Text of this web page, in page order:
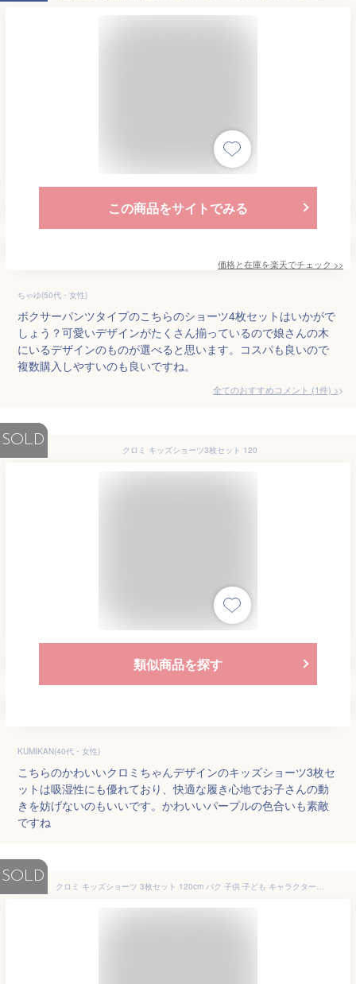
この商品をサイトでみる
価格と在庫を楽天でチェック >>
ちゃゆ(50代・女性)
ボクサーパンツタイプのこちらのショーツ4枚セットはいかがで
しょう？可愛いデザインがたくさん揃っているので娘さんの木
にいるデザインのものが選べると思います。コスパも良いので
複数購入しやすいのも良いですね。
全てのおすすめコメント (1件) >
SOLD
クロミ キッズショーツ3枚セット 120
類似商品を探す
KUMIKAN(40代・女性)
こちらのかわいいクロミちゃんデザインのキッズショーツ3枚セ
ットは吸湿性にも優れており、快適な履き心地でお子さんの動
きを妨げないのもいいです。かわいいパープルの色合いも素敵
ですね
SOLD
クロミ キッズショーツ 3枚セット 120cm バク 子供 子ども キャラクター サンリオ sanrio